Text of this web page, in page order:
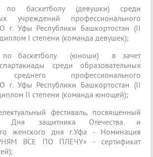
по баскетболу (девушки) среди
учреждений профессионального
г. Уфы Республики Башкортостан (II
I степени (команда девушек);
по баскетболу (юноши) в зачет
среди образовательных
профессионального
г. Уфы Республики Башкортостан (II
II степени (команда юнощей);
фестиваль, посвященный
Дня защитника Отечества и
женского дня г.Уфа - Номинация
ВСЕ ПО ПЛЕЧУ» - сертификат